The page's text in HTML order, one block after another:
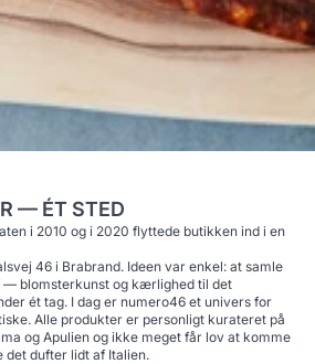
— ÉT STED
i 2010 og i 2020 flyttede butikken ind i en
46 i Brabrand. Ideen var enkel: at samle
— blomsterkunst og kærlighed til det
ét tag. I dag er numero46 et univers for
Alle produkter er personligt kurateret på
og Apulien og ikke meget får lov at komme
det dufter lidt af Italien.